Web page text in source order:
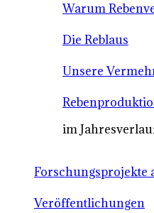
Warum
Die Reblaus
Unsere
im
Forschungsprojekte
Veröffentlichungen